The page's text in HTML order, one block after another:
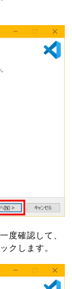
度確認して、
クします。